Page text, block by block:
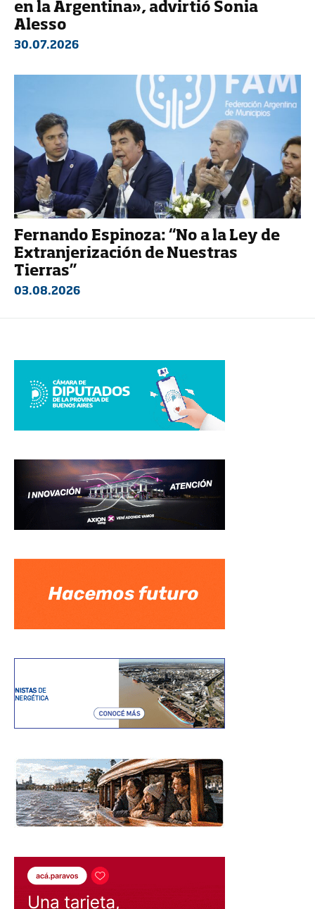
en la Argentina», advirtió Sonia
Alesso
30.07.2026
Fernando Espinoza: “No a la Ley de
Extranjerización de Nuestras
Tierras”
03.08.2026